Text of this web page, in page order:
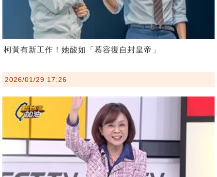
柯黃有新工作！她酸如「慕容復自封皇帝」
2026/01/29 17:26